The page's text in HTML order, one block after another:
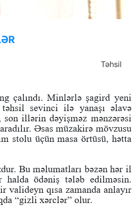
Təhsil
çalındı. Minlərlə şagird yeni
sevinci ilə yanaşı əlavə
son illərin dəyişməz mənzərəsi
Əsas müzakirə mövzusu
stolu üçün masa örtüsü, hətta
Bu məlumatları bəzən hər il
ödəniş tələb edilməsin.
valideyn qısa zamanda anlayır
“gizli xərclər” olur.